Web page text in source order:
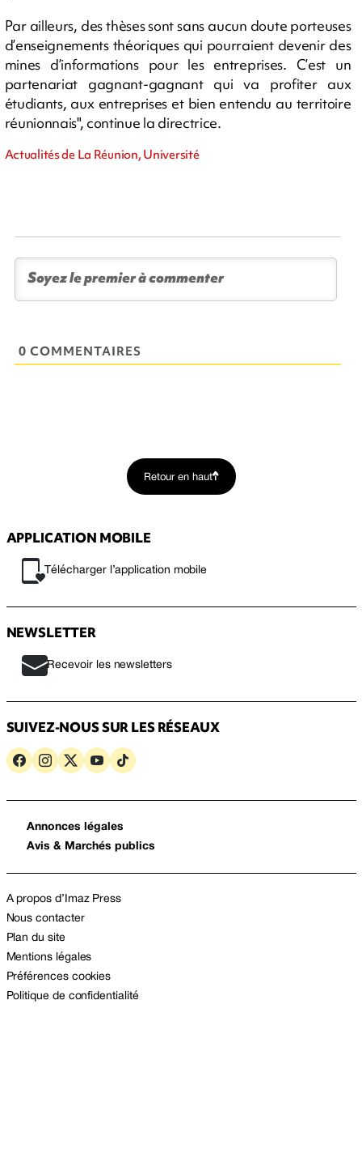
Par ailleurs, des thèses sont sans aucun doute porteuses
d’enseignements théoriques qui pourraient devenir des
mines d’informations pour les entreprises. C’est un
partenariat gagnant-gagnant qui va profiter aux
étudiants, aux entreprises et bien entendu au territoire
réunionnais", continue la directrice.
Actualités de La Réunion, Université
0 COMMENTAIRES
Retour en haut
APPLICATION MOBILE
Télécharger l’application mobile
NEWSLETTER
Recevoir les newsletters
SUIVEZ-NOUS SUR LES RÉSEAUX
Annonces légales
Avis & Marchés publics
A propos d’Imaz Press
Nous contacter
Plan du site
Mentions légales
Préférences cookies
Politique de confidentialité